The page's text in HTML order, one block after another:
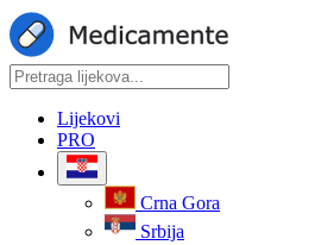
Lijekovi
PRO
Crna Gora
Srbija